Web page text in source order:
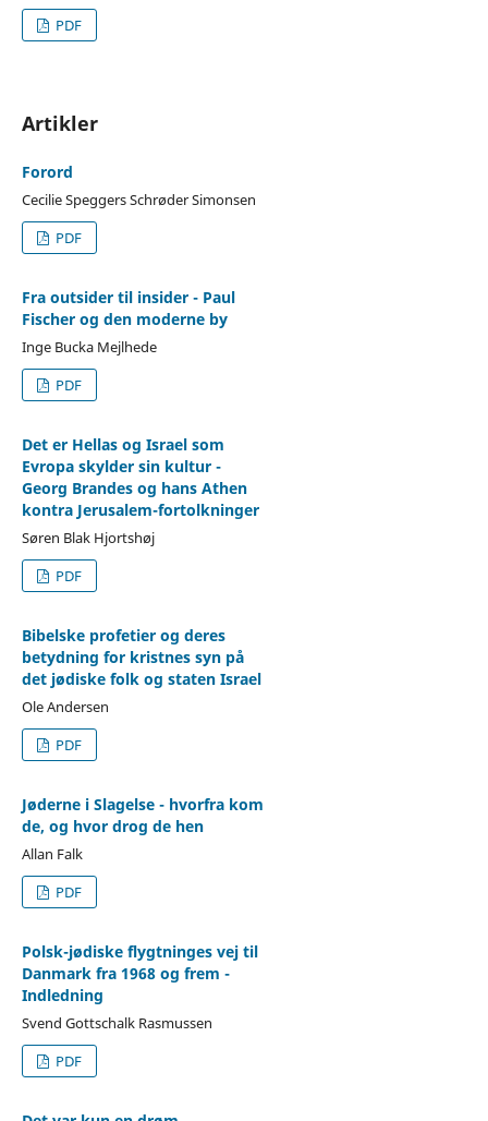
PDF
Artikler
Forord
Cecilie Speggers Schrøder Simonsen
PDF
Fra outsider til insider - Paul
Fischer og den moderne by
Inge Bucka Mejlhede
PDF
Det er Hellas og Israel som
Evropa skylder sin kultur -
Georg Brandes og hans Athen
kontra Jerusalem-fortolkninger
Søren Blak Hjortshøj
PDF
Bibelske profetier og deres
betydning for kristnes syn på
det jødiske folk og staten Israel
Ole Andersen
PDF
Jøderne i Slagelse - hvorfra kom
de, og hvor drog de hen
Allan Falk
PDF
Polsk-jødiske flygtninges vej til
Danmark fra 1968 og frem -
Indledning
Svend Gottschalk Rasmussen
PDF